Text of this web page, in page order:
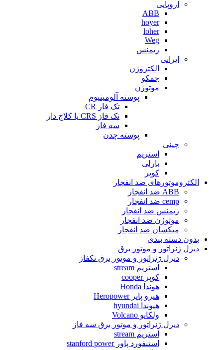
اروپایی
ABB
hoyer
loher
Weg
زیمنس
ایرانی
الکتروژن
جمکو
موتوژن
پوسته آلومینیوم
تک فاز CR
تک فاز CRS یا کلاچ دار
سه فاز
پوسته چدن
چینی
استریم
بارلی
کوپر
الکتروموتورهای ضد انفجار
ABB ضد انفجار
cemp ضد انفجار
زیمنس ضد انفجار
موتوژن ضد انفجار
میکسان ضد انفجار
بدون دسته بندی
دیزل ژنراتور و موتور برق
دیزل ژنراتور و موتور برق تکفاز
استریم stream
کوپر cooper
هوندا Honda
هیرو پاپر Heropower
هیوندا hyundai
ولکانو Volcano
دیزل ژنراتور و موتور برق سه فاز
استریم stream
استنفورد پاور stanford power